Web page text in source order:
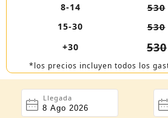
8-14
530
15-30
530
+30
530
*los precios incluyen todos los
Llegada